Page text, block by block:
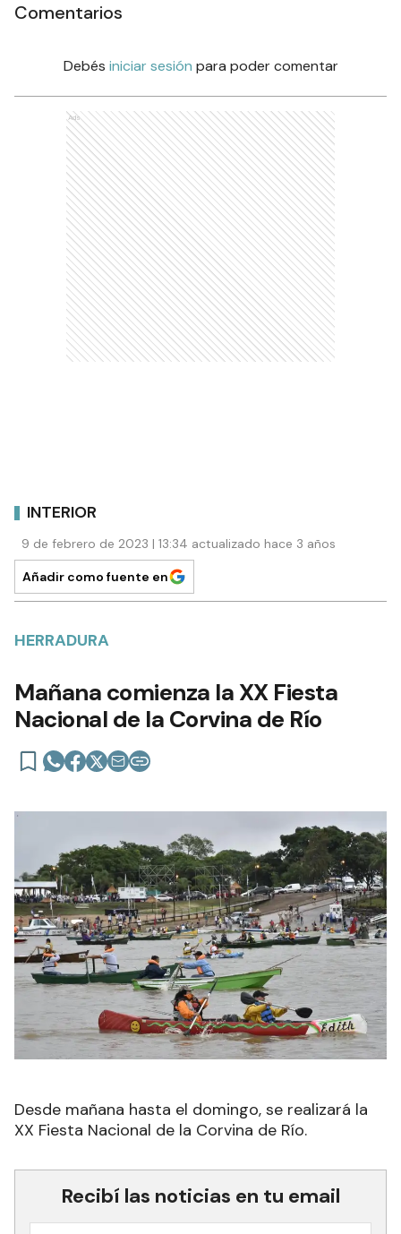
Comentarios
Debés iniciar sesión para poder comentar
Ads
INTERIOR
9 de febrero de 2023 | 13:34 actualizado hace 3 años
Añadir como fuente en
HERRADURA
Mañana comienza la XX Fiesta
Nacional de la Corvina de Río
Desde mañana hasta el domingo, se realizará la
XX Fiesta Nacional de la Corvina de Río.
Recibí las noticias en tu email